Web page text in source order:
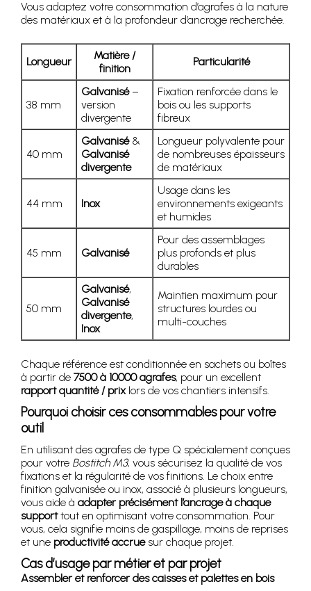
Vous adaptez votre consommation d’agrafes à la nature
des matériaux et à la profondeur d’ancrage recherchée.
Longueur
Matière /
finition
Particularité
38 mm
Galvanisé–
version
divergente
Fixation renforcée dans le
bois ou les supports
fibreux
40 mm
Galvanisé&
Galvanisé
divergente
Longueur polyvalente pour
de nombreuses épaisseurs
de matériaux
44 mm Inox
Usage dans les
environnements exigeants
et humides
45 mm Galvanisé
Pour des assemblages
plus profonds et plus
durables
50 mm
Galvanisé,
Galvanisé
divergente,
Inox
Maintien maximum pour
structures lourdes ou
multi-couches
Chaque référence est conditionnée en sachets ou boîtes
à partir de 7500 à 10000 agrafes, pour un excellent
rapport quantité / prixlors de vos chantiers intensifs.
Pourquoi choisir ces consommables pour votre
outil
En utilisant des agrafes de type Q spécialement conçues
pour votre Bostitch M3, vous sécurisez la qualité de vos
fixations et la régularité de vos finitions. Le choix entre
finition galvanisée ou inox, associé à plusieurs longueurs,
vous aide à adapter précisément l’ancrage à chaque
supporttout en optimisant votre consommation. Pour
vous, cela signifie moins de gaspillage, moins de reprises
et une productivité accruesur chaque projet.
Cas d’usage par métier et par projet
Assembler et renforcer des caisses et palettes en bois